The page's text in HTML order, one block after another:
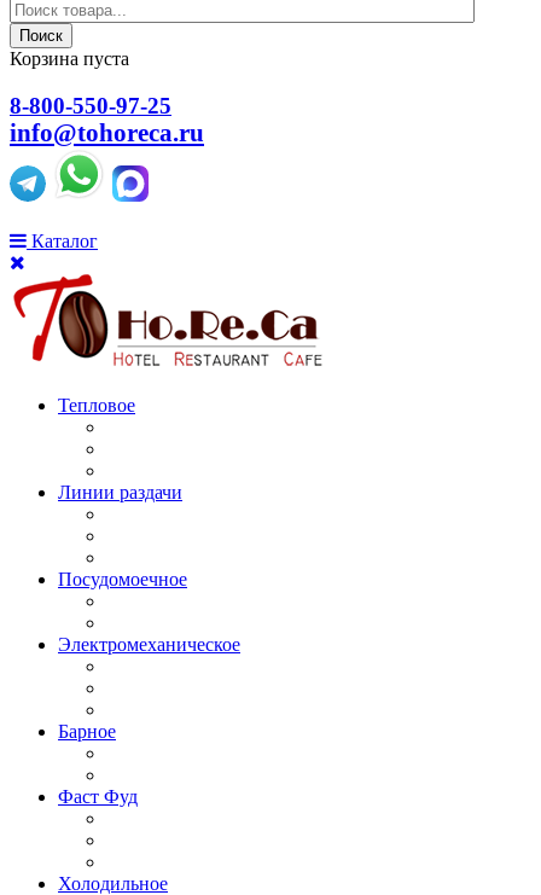
Поиск
Корзина пуста
8-800-550-97-25
info@tohoreca.ru
Каталог
Тепловое
Линии раздачи
Посудомоечное
Электромеханическое
Барное
Фаст Фуд
Холодильное